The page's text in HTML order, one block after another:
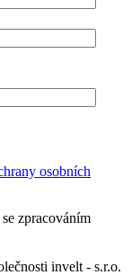
osobních
zpracováním
invelt - s.r.o.